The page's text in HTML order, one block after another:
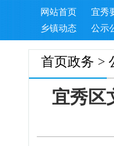
网站首页 宜秀
乡镇动态
公示
首页政务 >
宜秀区